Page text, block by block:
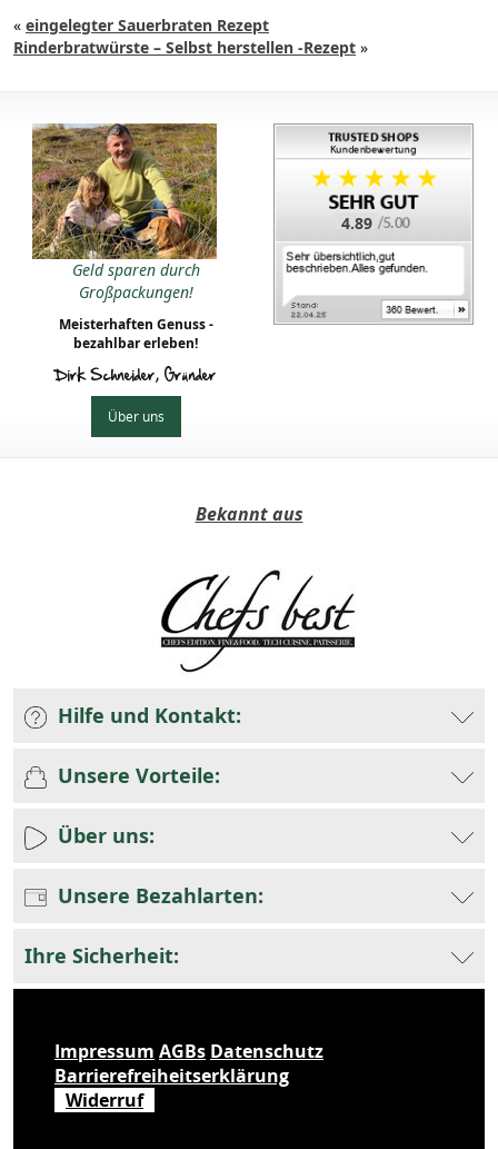
« eingelegter Sauerbraten Rezept
Rinderbratwürste – Selbst herstellen -Rezept »
Geld sparen durch
Großpackungen!
Meisterhaften Genuss -
bezahlbar erleben!
Dirk Schneider, Gründer
Über uns
4.89
Bekannt aus
Hilfe und Kontakt:
Unsere Vorteile:
Über uns:
Unsere Bezahlarten:
Ihre Sicherheit:
Impressum AGBs Datenschutz
Barrierefreiheitserklärung
Widerruf